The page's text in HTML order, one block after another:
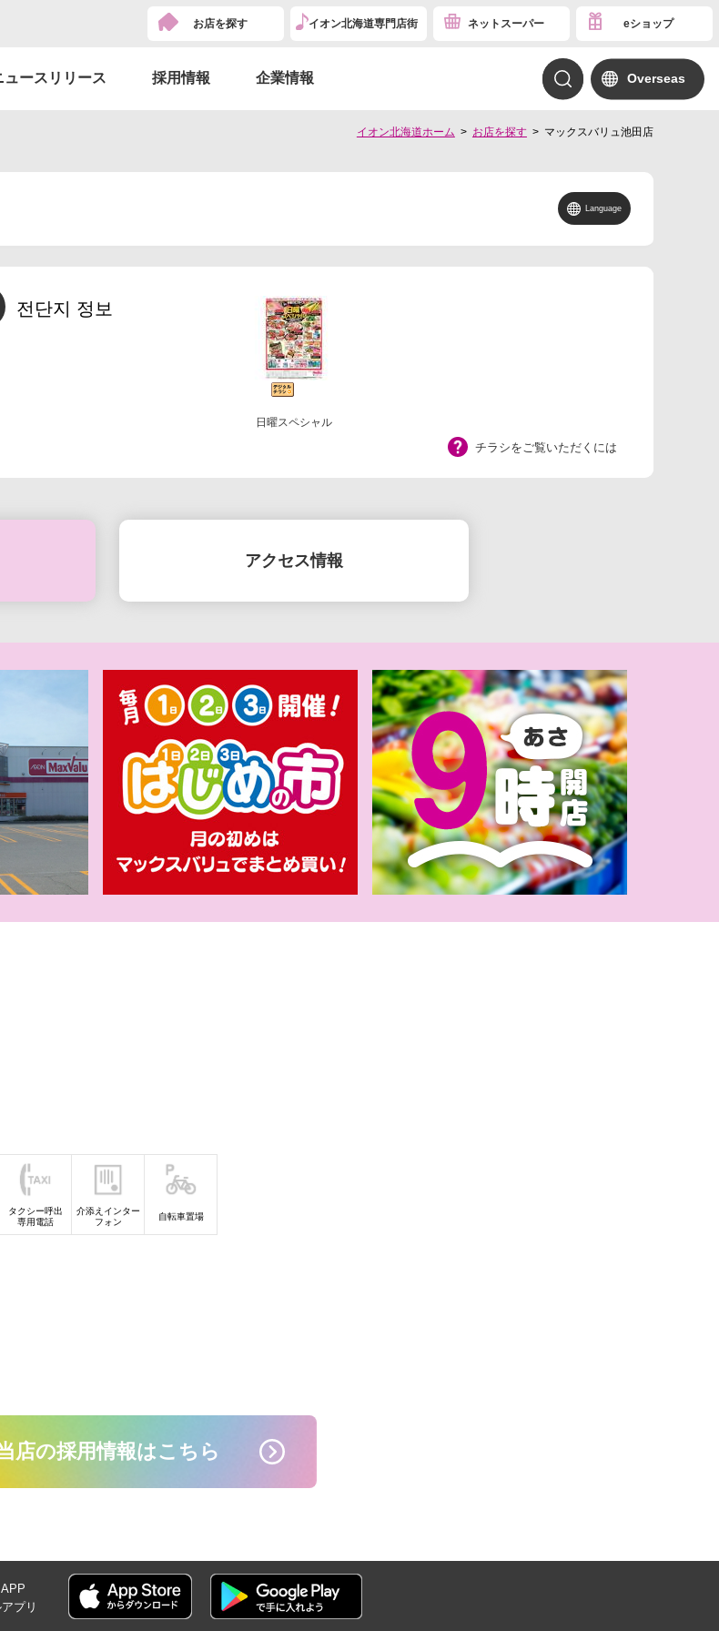
お店を探す イオン北海道専門店街 ネットスーパー eショップ
ュースリリース 採用情報 企業情報 Overseas
イオン北海道ホーム お店を探す マックスバリュ池田店
Language
전단지 정보
日曜スペシャル
お盆準備
【iAEONアプリ】イオンのなつ
やすみガッチャ！
チラシをご覧いただくには
アクセス情報
タクシー呼出
専用電話
介添えインター
フォン
自転車置場
店の採用情報はこちら
APP
プリ